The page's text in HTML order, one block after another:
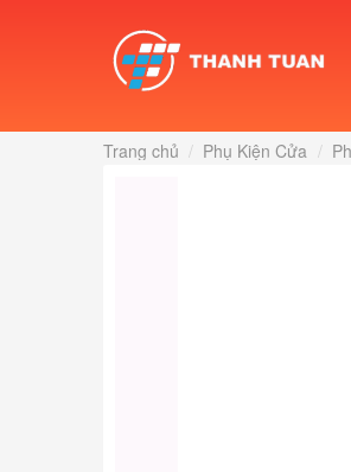
Trang chủ / Phụ Kiện Cửa /